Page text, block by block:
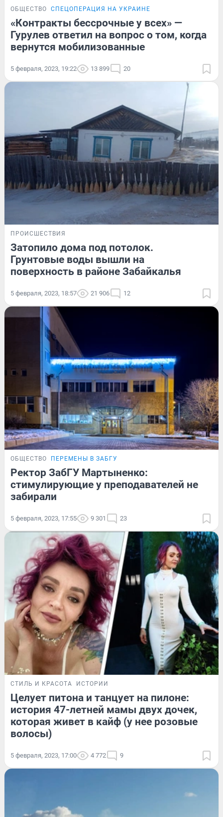
ОБЩЕСТВО СПЕЦОПЕРАЦИЯ НА УКРАИНЕ
«Контракты бессрочные у всех» —
Гурулев ответил на вопрос о том, когда
вернутся мобилизованные
5 февраля, 2023, 19:22 13 899 20
ПРОИСШЕСТВИЯ
Затопило дома под потолок.
Грунтовые воды вышли на
поверхность в районе Забайкалья
5 февраля, 2023, 18:57 21 906 12
ОБЩЕСТВО ПЕРЕМЕНЫ В ЗАБГУ
Ректор ЗабГУ Мартыненко:
стимулирующие у преподавателей не
забирали
5 февраля, 2023, 17:55 9 301 23
СТИЛЬ И КРАСОТА ИСТОРИИ
Целует питона и танцует на пилоне:
история 47-летней мамы двух дочек,
которая живет в кайф (у нее розовые
волосы)
5 февраля, 2023, 17:00 4 772 9